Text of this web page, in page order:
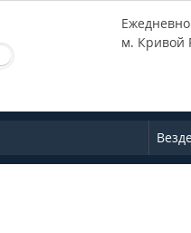
м. Кривой